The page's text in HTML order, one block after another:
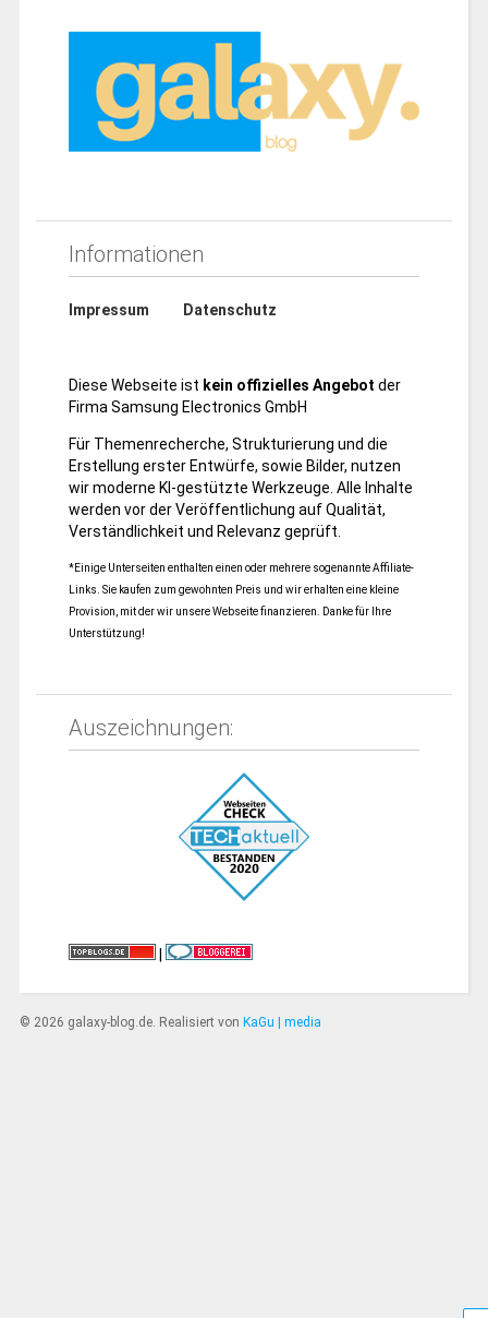
Informationen
Impressum Datenschutz
Diese Webseite ist kein offizielles Angebot der
Firma Samsung Electronics GmbH
Für Themenrecherche, Strukturierung und die
Erstellung erster Entwürfe, sowie Bilder, nutzen
wir moderne KI-gestützte Werkzeuge. Alle Inhalte
werden vor der Veröffentlichung auf Qualität,
Verständlichkeit und Relevanz geprüft.
*Einige Unterseiten enthalten einen oder mehrere sogenannte Affiliate-
Links. Sie kaufen zum gewohnten Preis und wir erhalten eine kleine
Provision, mit der wir unsere Webseite finanzieren. Danke für Ihre
Unterstützung!
Auszeichnungen:
© 2026 galaxy-blog.de. Realisiert von KaGu | media